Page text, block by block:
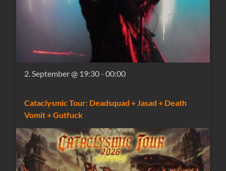
2. September @ 19:30-00:00
Cataclysmic Tour: Deadsquad + Jasad + Death
Vomit + Gutfuck